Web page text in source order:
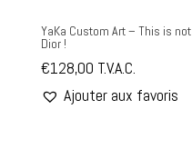
YaKa Custom Art – This is not
Dior !
€128,00 T.V.A.C.
Ajouter aux favoris